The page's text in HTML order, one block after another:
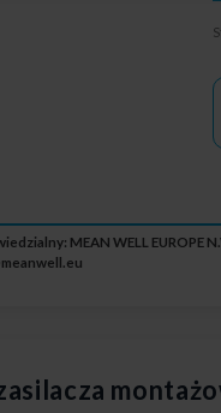
MEAN WELL EUROPE